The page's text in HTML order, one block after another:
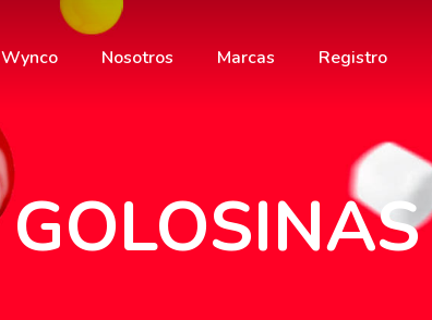
Wynco Nosotros Marcas Registro
GOLOSINAS